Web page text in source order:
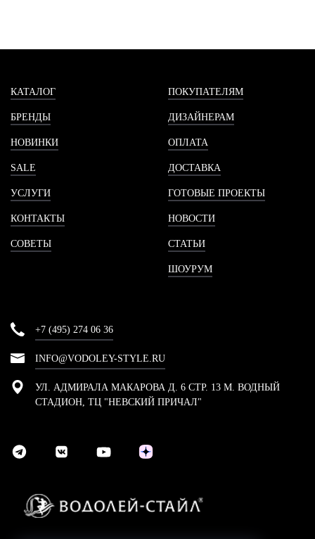
КАТАЛОГ
БРЕНДЫ
НОВИНКИ
SALE
УСЛУГИ
КОНТАКТЫ
СОВЕТЫ
ПОКУПАТЕЛЯМ
ДИЗАЙНЕРАМ
ОПЛАТА
ДОСТАВКА
ГОТОВЫЕ ПРОЕКТЫ
НОВОСТИ
СТАТЬИ
ШОУРУМ
+7 (495) 274 06 36
INFO@VODOLEY-STYLE.RU
УЛ. АДМИРАЛА МАКАРОВА Д. 6 СТР. 13 М. ВОДНЫЙ
СТАДИОН, ТЦ "НЕВСКИЙ ПРИЧАЛ"